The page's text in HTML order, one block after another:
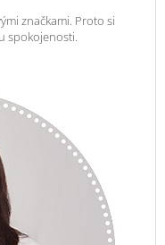
značkami. Proto si
spokojenosti.